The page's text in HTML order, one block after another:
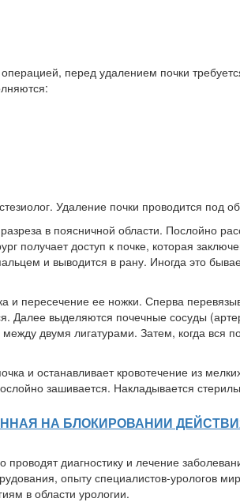
перед удалением почки
Удаление почки проводится под
в поясничной области. Послойно
получает доступ к почке, которая
и выводится в рану. Иногда это
и пересечение ее ножки. Сперва
Далее выделяются почечные сосуды
двумя лигатурами. Затем, когда вся
и останавливает кровотечение из
зашивается. Накладывается
НА БЛОКИРОВАНИИ
диагностику и лечение
опыту специалистов-урологов
в области урологии.